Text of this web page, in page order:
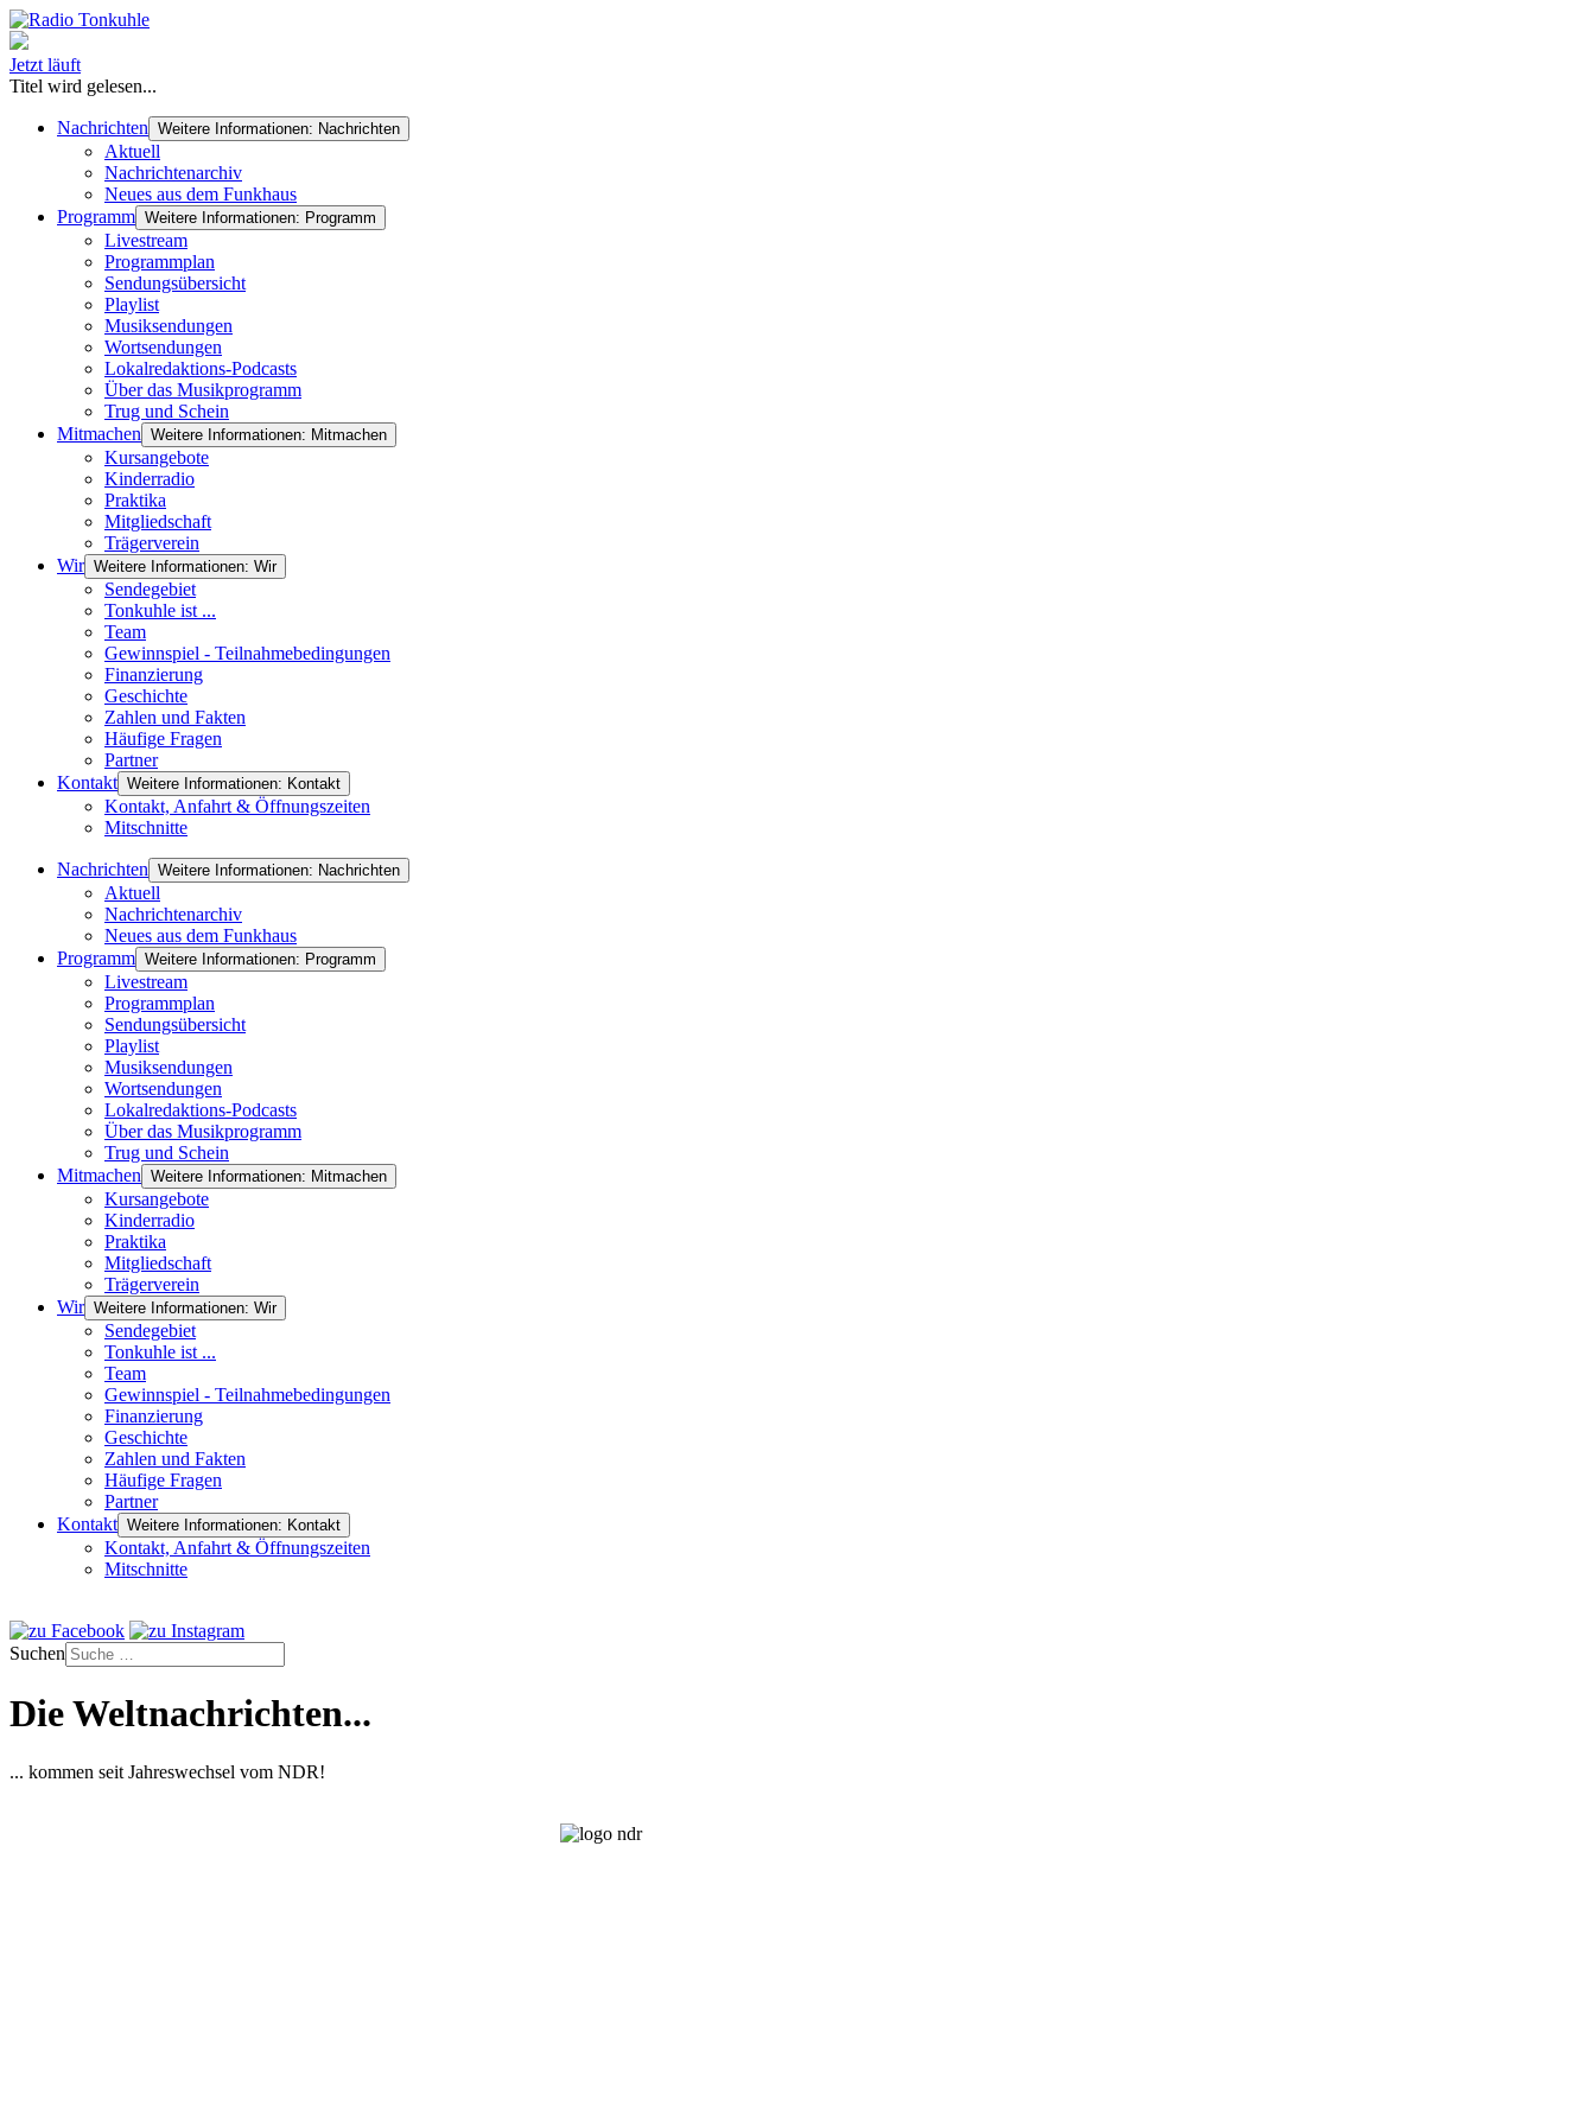
Jetzt läuft
Titel wird gelesen...
Nachrichten Weitere Informationen: Nachrichten
Aktuell
Nachrichtenarchiv
Neues aus dem Funkhaus
Programm Weitere Informationen: Programm
Livestream
Programmplan
Sendungsübersicht
Playlist
Musiksendungen
Wortsendungen
Lokalredaktions-Podcasts
Über das Musikprogramm
Trug und Schein
Mitmachen Weitere Informationen: Mitmachen
Kursangebote
Kinderradio
Praktika
Mitgliedschaft
Trägerverein
Wir Weitere Informationen: Wir
Sendegebiet
Tonkuhle ist ...
Team
Gewinnspiel - Teilnahmebedingungen
Finanzierung
Geschichte
Zahlen und Fakten
Häufige Fragen
Partner
Kontakt Weitere Informationen: Kontakt
Kontakt, Anfahrt & Öffnungszeiten
Mitschnitte
Nachrichten Weitere Informationen: Nachrichten
Aktuell
Nachrichtenarchiv
Neues aus dem Funkhaus
Programm Weitere Informationen: Programm
Livestream
Programmplan
Sendungsübersicht
Playlist
Musiksendungen
Wortsendungen
Lokalredaktions-Podcasts
Über das Musikprogramm
Trug und Schein
Mitmachen Weitere Informationen: Mitmachen
Kursangebote
Kinderradio
Praktika
Mitgliedschaft
Trägerverein
Wir Weitere Informationen: Wir
Sendegebiet
Tonkuhle ist ...
Team
Gewinnspiel - Teilnahmebedingungen
Finanzierung
Geschichte
Zahlen und Fakten
Häufige Fragen
Partner
Kontakt Weitere Informationen: Kontakt
Kontakt, Anfahrt & Öffnungszeiten
Mitschnitte
Suchen
Die Weltnachrichten...
... kommen seit Jahreswechsel vom NDR!